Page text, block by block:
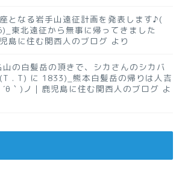
となる岩手山遠征計画を発表します♪(
東北遠征から無事に帰ってきました
島に住む関西人のブログ より
の白髪岳の頂きで、シカさんのシカバ
. T) に 1833)_熊本白髪岳の帰りは人吉
｀)ノ｜鹿児島に住む関西人のブログ よ